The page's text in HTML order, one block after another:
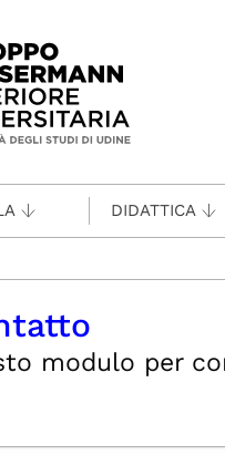
principale
DIDATTICA
modulo per